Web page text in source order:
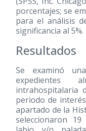
porcentajes; se
para el análisis
significancia al 5%.
Resultados
Se examinó
expedientes
intrahospitalaria
periodo de
apartado de la
seleccionaron